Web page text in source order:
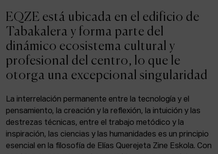
LA CASA DEL CINE
ACTUALIDAD
Admisión
Intranet
Facebook Equis Instagram
EQZE está ubicada en el edificio de
Tabakalera y forma parte del
dinámico ecosistema cultural y
profesional del centro, lo que le
otorga una excepcional singularidad
La interrelación permanente entre la tecnología y el
pensamiento, la creación y la reflexión, la intuición y las
destrezas técnicas, entre el trabajo metódico y la
inspiración, las ciencias y las humanidades es un principio
esencial en la filosofía de Elías Querejeta Zine Eskola. Con